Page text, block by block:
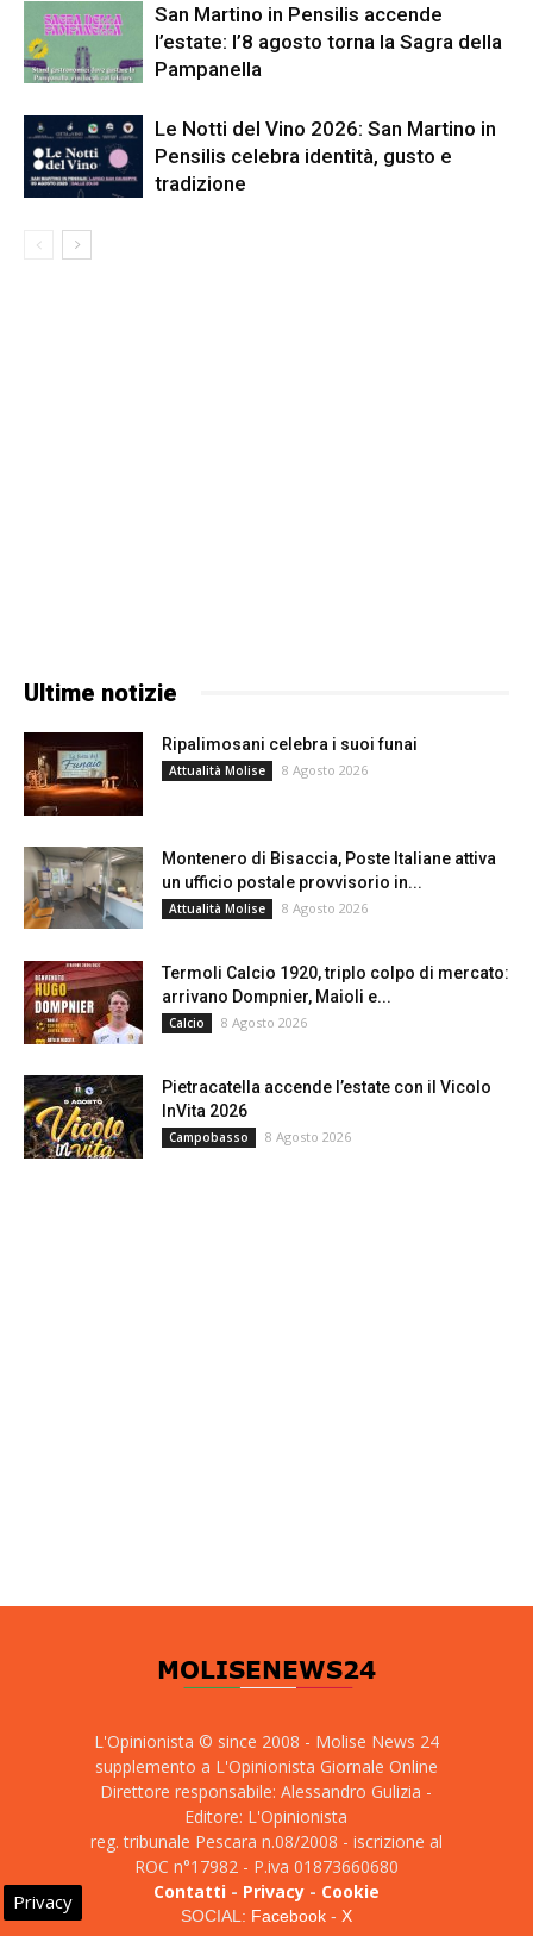
San Martino in Pensilis accende
l’estate: l’8 agosto torna la Sagra della
Pampanella
Le Notti del Vino 2026: San Martino in
Pensilis celebra identità, gusto e
tradizione
Ultime notizie
Ripalimosani celebra i suoi funai
Attualità Molise 8 Agosto 2026
Montenero di Bisaccia, Poste Italiane attiva
un ufficio postale provvisorio in...
Attualità Molise 8 Agosto 2026
Termoli Calcio 1920, triplo colpo di mercato:
arrivano Dompnier, Maioli e...
Calcio 8 Agosto 2026
Pietracatella accende l’estate con il Vicolo
InVita 2026
Campobasso 8 Agosto 2026
L'Opinionista © since 2008 - Molise News 24
supplemento a L'Opinionista Giornale Online
Direttore responsabile: Alessandro Gulizia -
Editore: L'Opinionista
reg. tribunale Pescara n.08/2008 - iscrizione al
ROC n°17982 - P.iva 01873660680
Contatti- Privacy- Cookie
SOCIAL: Facebook- X
Privacy